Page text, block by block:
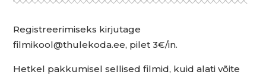
Registreerimiseks kirjutage
filmikool@thulekoda.ee, pilet 3€/in.
Hetkel pakkumisel sellised filmid, kuid alati võite